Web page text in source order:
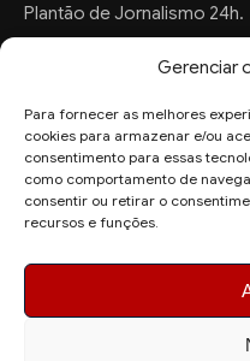
Gerenciar
Para fornecer as melhores
cookies para armazenar e/ou
consentimento para essas
como comportamento de
consentir ou retirar o
recursos e funções.
Plantão de Jornalismo 24h.
FALE CONOSCO
Sugestões de Pauta: